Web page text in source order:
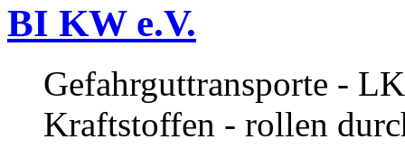
BI KW e.V.
Gefahrguttransporte -
Kraftstoffen - rollen